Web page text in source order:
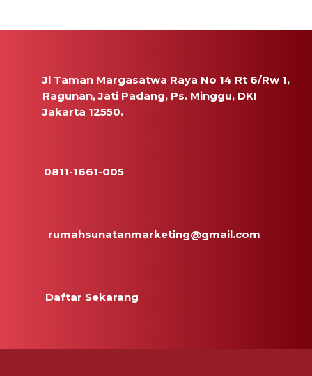
Jl Taman Margasatwa Raya No 14 Rt 6/Rw 1,
Ragunan, Jati Padang, Ps. Minggu, DKI
Jakarta 12550.
0811-1661-005
rumahsunatanmarketing@gmail.com
Daftar Sekarang